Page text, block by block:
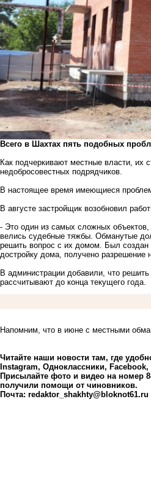
Всего в Шахтах пять подобных
Как подчеркивают местные власти, их
недобросовестных подрядчиков.
В настоящее время имеющиеся
В августе застройщик возобновил
- Это один из самых сложных
велись судебные тяжбы. Обманутые
решить вопрос с их домом. Был создан
достройку дома, получено разрешение
В администрации добавили, что
рассчитывают до конца текущего года.
Напомним, что в июне с местными
Читайте наши новости там, где
Instagram, Одноклассники, Facebook,
Присылайте фото и видео на номер
получили помощи от чиновников.
Почта: redaktor_shakhty@bloknot61.ru